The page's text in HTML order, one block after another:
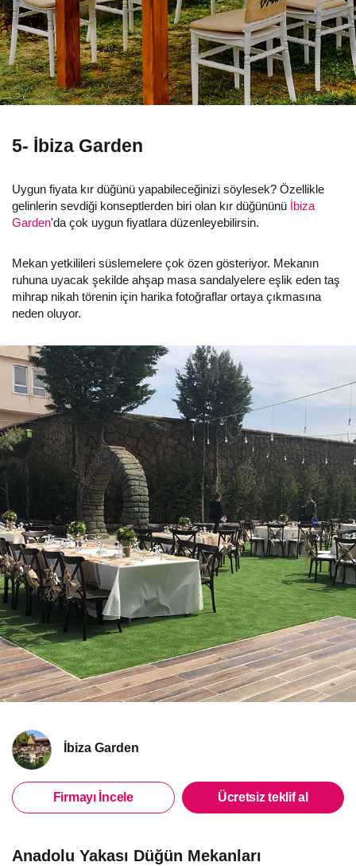
5- İbiza Garden
Uygun fiyata kır düğünü yapabileceğinizi söylesek? Özellikle
gelinlerin sevdiği konseptlerden biri olan kır düğününü İbiza
Garden'da çok uygun fiyatlara düzenleyebilirsin.
Mekan yetkilileri süslemelere çok özen gösteriyor. Mekanın
ruhuna uyacak şekilde ahşap masa sandalyelere eşlik eden taş
mihrap nikah törenin için harika fotoğraflar ortaya çıkmasına
neden oluyor.
İbiza Garden
Firmayı İncele Ücretsiz teklif al
Anadolu Yakası Düğün Mekanları